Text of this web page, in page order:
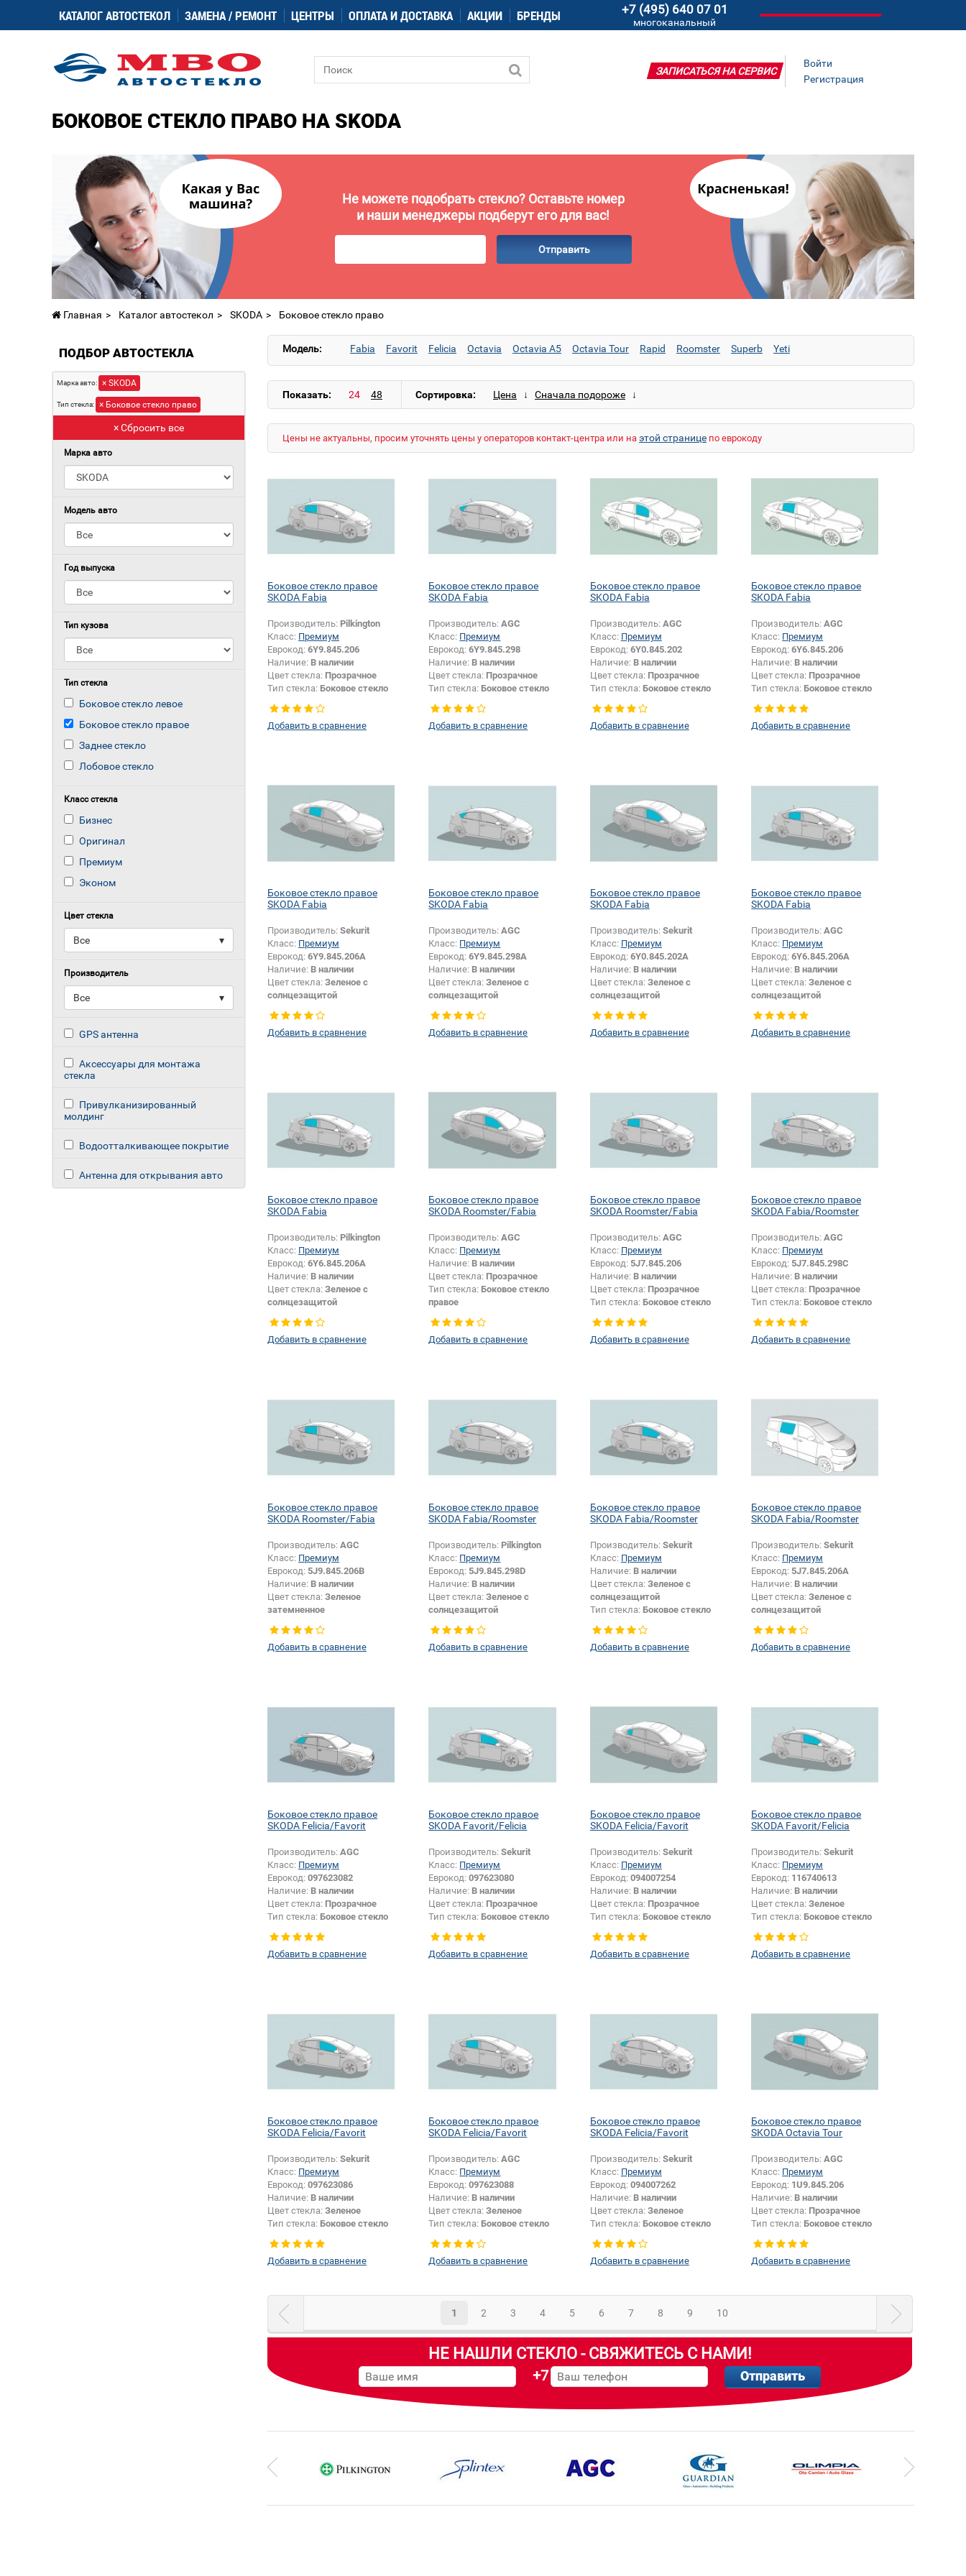
КАТАЛОГ АВТОСТЕКОЛ ЗАМЕНА / РЕМОНТ ЦЕНТРЫ ОПЛАТА И ДОСТАВКА АКЦИИ БРЕНДЫ +7 (495) 640 07 01
многоканальный
Войти
Регистрация
ЗАПИСАТЬСЯ НА СЕРВИС
БОКОВОЕ СТЕКЛО ПРАВО НА SKODA
Не можете подобрать стекло? Оставьте номер
и наши менеджеры подберут его для вас!
Отправить
Главная Каталог автостекол SKODA Боковое стекло право
ПОДБОР АВТОСТЕКЛА
Марка авто: × SKODA
Тип стекла: × Боковое стекло право
× Сбросить все
Марка авто
Модель авто
Год выпуска
Тип кузова
Тип стекла
Боковое стекло левое
Боковое стекло правое
Заднее стекло
Лобовое стекло
Класс стекла
Бизнес
Оригинал
Премиум
Эконом
Цвет стекла
▾
Все
Производитель
▾
Все
GPS антенна
Аксессуары для монтажа
стекла
Привулканизированный
молдинг
Водоотталкивающее покрытие
Антенна для открывания авто
Модель: Fabia Favorit Felicia Octavia Octavia A5 Octavia Tour Rapid Roomster Superb Yeti
Показать: Сортировка:
Цены не актуальны, просим уточнять цены у операторов контакт-центра или на этой странице по еврокоду
Боковое стекло правое
SKODA Fabia
Производитель: Pilkington
Класс: Премиум
Еврокод: 6Y9.845.206
Наличие: В наличии
Цвет стекла: Прозрачное
Тип стекла: Боковое стекло
правое
Добавить в сравнение
Боковое стекло правое
SKODA Fabia
Производитель:AGC
Класс: Премиум
Еврокод:6Y9.845.298
Наличие: В наличии
Цвет стекла: Прозрачное
Тип стекла: Боковое стекло
правое
Добавить в сравнение
Боковое стекло правое
SKODA Fabia
Производитель: AGC
Класс: Премиум
Еврокод: 6Y0.845.202
Наличие: В наличии
Цвет стекла: Прозрачное
Тип стекла: Боковое стекло
правое
Добавить в сравнение
Боковое стекло правое
SKODA Fabia
Производитель:AGC
Класс: Премиум
Еврокод:6Y6.845.206
Наличие: В наличии
Цвет стекла: Прозрачное
Тип стекла: Боковое стекло
правое
Добавить в сравнение
Боковое стекло правое
SKODA Fabia
Производитель: Sekurit
Класс: Премиум
Еврокод: 6Y9.845.206A
Наличие: В наличии
Цвет стекла: Зеленое с
солнцезащитой
Тип стекла: Боковое стекло
правое
Добавить в сравнение
Боковое стекло правое
SKODA Fabia
Производитель:AGC
Класс: Премиум
Еврокод:6Y9.845.298A
Наличие: В наличии
Цвет стекла:Зеленое с
солнцезащитой
Тип стекла:Боковое стекло
правое
Добавить в сравнение
Боковое стекло правое
SKODA Fabia
Производитель: Sekurit
Класс: Премиум
Еврокод: 6Y0.845.202A
Наличие: В наличии
Цвет стекла: Зеленое с
солнцезащитой
Тип стекла: Боковое стекло
правое
Добавить в сравнение
Боковое стекло правое
SKODA Fabia
Производитель:AGC
Класс: Премиум
Еврокод:6Y6.845.206A
Наличие: В наличии
Цвет стекла:Зеленое с
солнцезащитой
Тип стекла:Боковое стекло
правое
Добавить в сравнение
Боковое стекло правое
SKODA Fabia
Производитель: Pilkington
Класс: Премиум
Еврокод: 6Y6.845.206A
Наличие: В наличии
Цвет стекла: Зеленое с
солнцезащитой
Тип стекла: Боковое стекло
правое
Добавить в сравнение
Боковое стекло правое
SKODA Roomster/Fabia
Производитель:AGC
Класс: Премиум
Наличие: В наличии
Цвет стекла: Прозрачное
Тип стекла: Боковое стекло
правое
Появление или изменение
отверстий:Да
Добавить в сравнение
Боковое стекло правое
SKODA Roomster/Fabia
Производитель: AGC
Класс: Премиум
Еврокод: 5J7.845.206
Наличие: В наличии
Цвет стекла: Прозрачное
Тип стекла: Боковое стекло
правое
Добавить в сравнение
Боковое стекло правое
SKODA Fabia/Roomster
Производитель:AGC
Класс: Премиум
Еврокод: 5J7.845.298C
Наличие: В наличии
Цвет стекла: Прозрачное
Тип стекла: Боковое стекло
правое
Добавить в сравнение
Боковое стекло правое
SKODA Roomster/Fabia
Производитель: AGC
Класс: Премиум
Еврокод: 5J9.845.206B
Наличие: В наличии
Цвет стекла: Зеленое
затемненное
правое
Добавить в сравнение
Боковое стекло правое
SKODA Fabia/Roomster
Производитель: Pilkington
Класс: Премиум
Еврокод: 5J9.845.298D
Наличие: В наличии
Цвет стекла:Зеленое с
солнцезащитой
правое
Добавить в сравнение
Боковое стекло правое
SKODA Fabia/Roomster
Производитель: Sekurit
Класс: Премиум
Наличие: В наличии
Цвет стекла: Зеленое с
солнцезащитой
Тип стекла: Боковое стекло
Появление или изменение
отверстий:Да
Добавить в сравнение
Боковое стекло правое
SKODA Fabia/Roomster
Производитель:Sekurit
Класс: Премиум
Еврокод: 5J7.845.206A
Наличие: В наличии
Цвет стекла:Зеленое с
солнцезащитой
правое
Добавить в сравнение
Боковое стекло правое
SKODA Felicia/Favorit
Производитель: AGC
Класс: Премиум
Еврокод: 097623082
Наличие: В наличии
Цвет стекла: Прозрачное
Тип стекла: Боковое стекло
Изменение размера:
Добавить в сравнение
Боковое стекло правое
SKODA Favorit/Felicia
Производитель:Sekurit
Класс: Премиум
Еврокод:097623080
Наличие: В наличии
Цвет стекла: Прозрачное
Тип стекла: Боковое стекло
Изменение размера:
Добавить в сравнение
Боковое стекло правое
SKODA Felicia/Favorit
Производитель: Sekurit
Класс: Премиум
Еврокод: 094007254
Наличие: В наличии
Цвет стекла: Прозрачное
Тип стекла: Боковое стекло
Изменение размера:
Добавить в сравнение
Боковое стекло правое
SKODA Favorit/Felicia
Производитель:Sekurit
Класс: Премиум
Еврокод: 116740613
Наличие: В наличии
Цвет стекла:Зеленое
Тип стекла: Боковое стекло
Добавить в сравнение
Боковое стекло правое
SKODA Felicia/Favorit
Производитель: Sekurit
Класс: Премиум
Еврокод: 097623086
Наличие: В наличии
Цвет стекла: Зеленое
Тип стекла: Боковое стекло
Изменение размера:
Добавить в сравнение
Боковое стекло правое
SKODA Felicia/Favorit
Производитель:AGC
Класс: Премиум
Еврокод:097623088
Наличие: В наличии
Цвет стекла:Зеленое
Тип стекла: Боковое стекло
Изменение размера:
Добавить в сравнение
Боковое стекло правое
SKODA Felicia/Favorit
Производитель: Sekurit
Класс: Премиум
Еврокод: 094007262
Наличие: В наличии
Цвет стекла: Зеленое
Тип стекла: Боковое стекло
Изменение размера:
Добавить в сравнение
Боковое стекло правое
SKODA Octavia Tour
Производитель:AGC
Класс: Премиум
Еврокод: 1U9.845.206
Наличие: В наличии
Цвет стекла: Прозрачное
Тип стекла: Боковое стекло
Добавить в сравнение
1 2 3 4 5 6 7 8 9 10
НЕ НАШЛИ СТЕКЛО - СВЯЖИТЕСЬ С НАМИ!
+7 Отправить